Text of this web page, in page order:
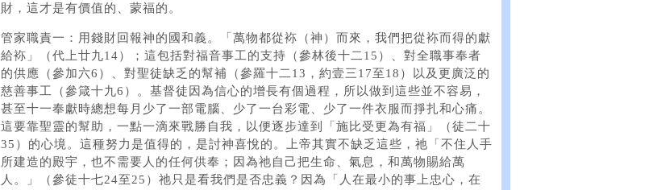
財，這才是有價值的、蒙福的。
管家職責一：用錢財回報神的國和義。「萬物都從袮（神）而來，我們把從袮而得的獻
給袮」（代上廿九14）；這包括對福音事工的支持（參林後十二15）、對全職事奉者
的供應（參加六6）、對聖徒缺乏的幫補（參羅十二13，約壹三17至18）以及更廣泛的
慈善事工（參箴十九6）。基督徒因為信心的增長有個過程，所以做到這些並不容易，
甚至十一奉獻時總想每月少了一部電腦、少了一台彩電、少了一件衣服而掙扎和心痛。
這要靠聖靈的幫助，一點一滴來戰勝自我，以便逐步達到「施比受更為有福」（徒二十
35）的心境。這種努力是值得的，是討神喜悅的。上帝其實不缺乏這些，祂「不住人手
所建造的殿宇，也不需要人的任何供奉；因為祂自己把生命、氣息，和萬物賜給萬
人。」（參徒十七24至25）祂只是看我們是否忠義？因為「人在最小的事上忠心，在